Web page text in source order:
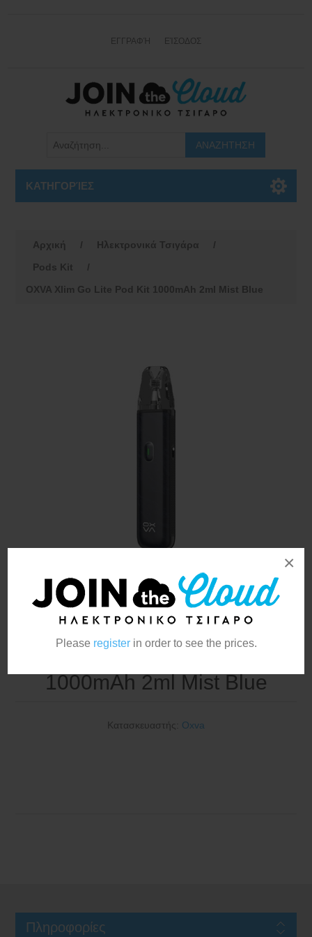
Please registerin order to see the prices.
×
ΕΓΓΡΑΦΉ ΕΊΣΟΔΟΣ
ΚΑΤΗΓΟΡΊΕΣ
Αρχική / Ηλεκτρονικά Τσιγάρα
/
Pods Kit
/
OXVA Xlim Go Lite Pod Kit 1000mAh 2ml Mist Blue
Sorry - this product is no longer available
1000mAh 2ml Mist Blue
Κατασκευαστής: Oxva
Πληροφορίες